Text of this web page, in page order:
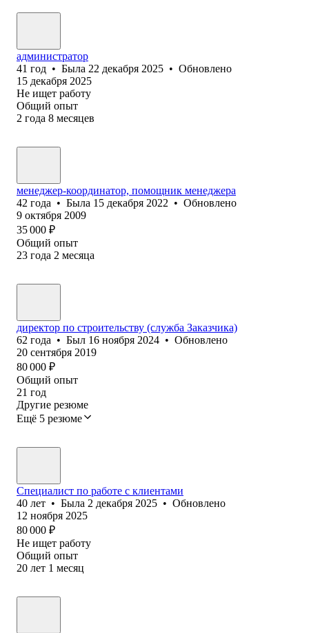
администратор
41 год • Была 22 декабря 2025 • Обновлено
15 декабря 2025
Не ищет работу
Общий опыт
2 года 8 месяцев
менеджер-координатор, помощник менеджера
42 года • Была 15 декабря 2022 • Обновлено
9 октября 2009
35 000 ₽
Общий опыт
23 года 2 месяца
директор по строительству (служба Заказчика)
62 года • Был 16 ноября 2024 • Обновлено
20 сентября 2019
80 000 ₽
Общий опыт
21 год
Другие резюме
Ещё 5 резюме
Специалист по работе с клиентами
40 лет • Была 2 декабря 2025 • Обновлено
12 ноября 2025
80 000 ₽
Не ищет работу
Общий опыт
20 лет 1 месяц